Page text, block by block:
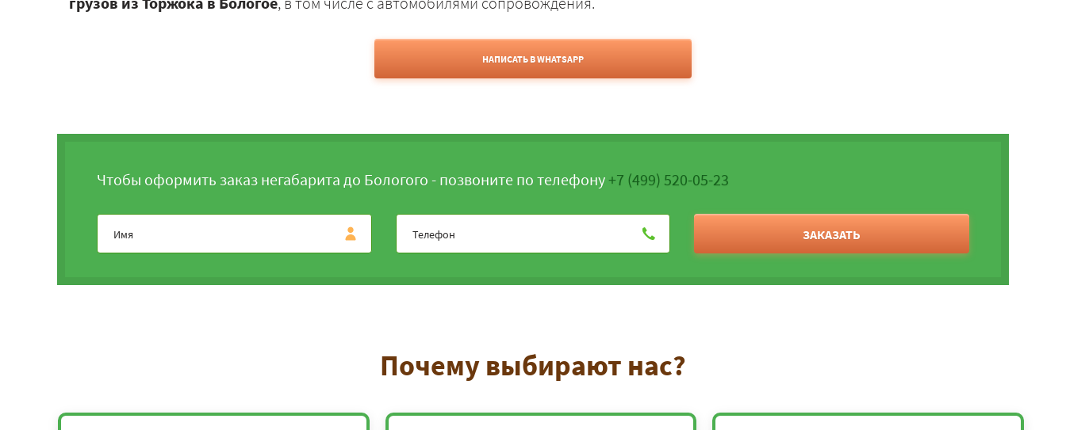
НАПИСАТЬ В WHATSAPP
Чтобы оформить заказ негабарита до Бологого - позвоните по телефону+7 (499) 520-05-23
ЗАКАЗАТЬ
Почему выбирают нас?